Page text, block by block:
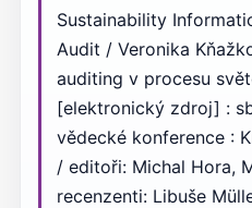
Sustainability
Audit / Veronika
auditing v procesu
[elektronický zdroj] :
vědecké konference :
/ editoři: Michal Hora,
recenzenti: Libuše